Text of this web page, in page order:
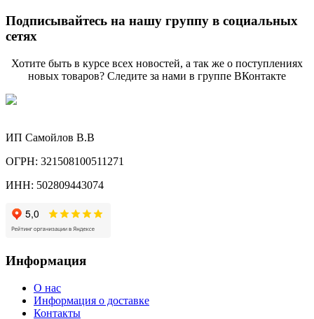
Подписывайтесь на нашу группу в социальных
сетях
Хотите быть в курсе всех новостей, а так же о поступлениях
новых товаров? Следите за нами в группе ВКонтакте
ИП Самойлов В.В
ОГРН: 321508100511271
ИНН: 502809443074
Информация
О нас
Информация о доставке
Контакты